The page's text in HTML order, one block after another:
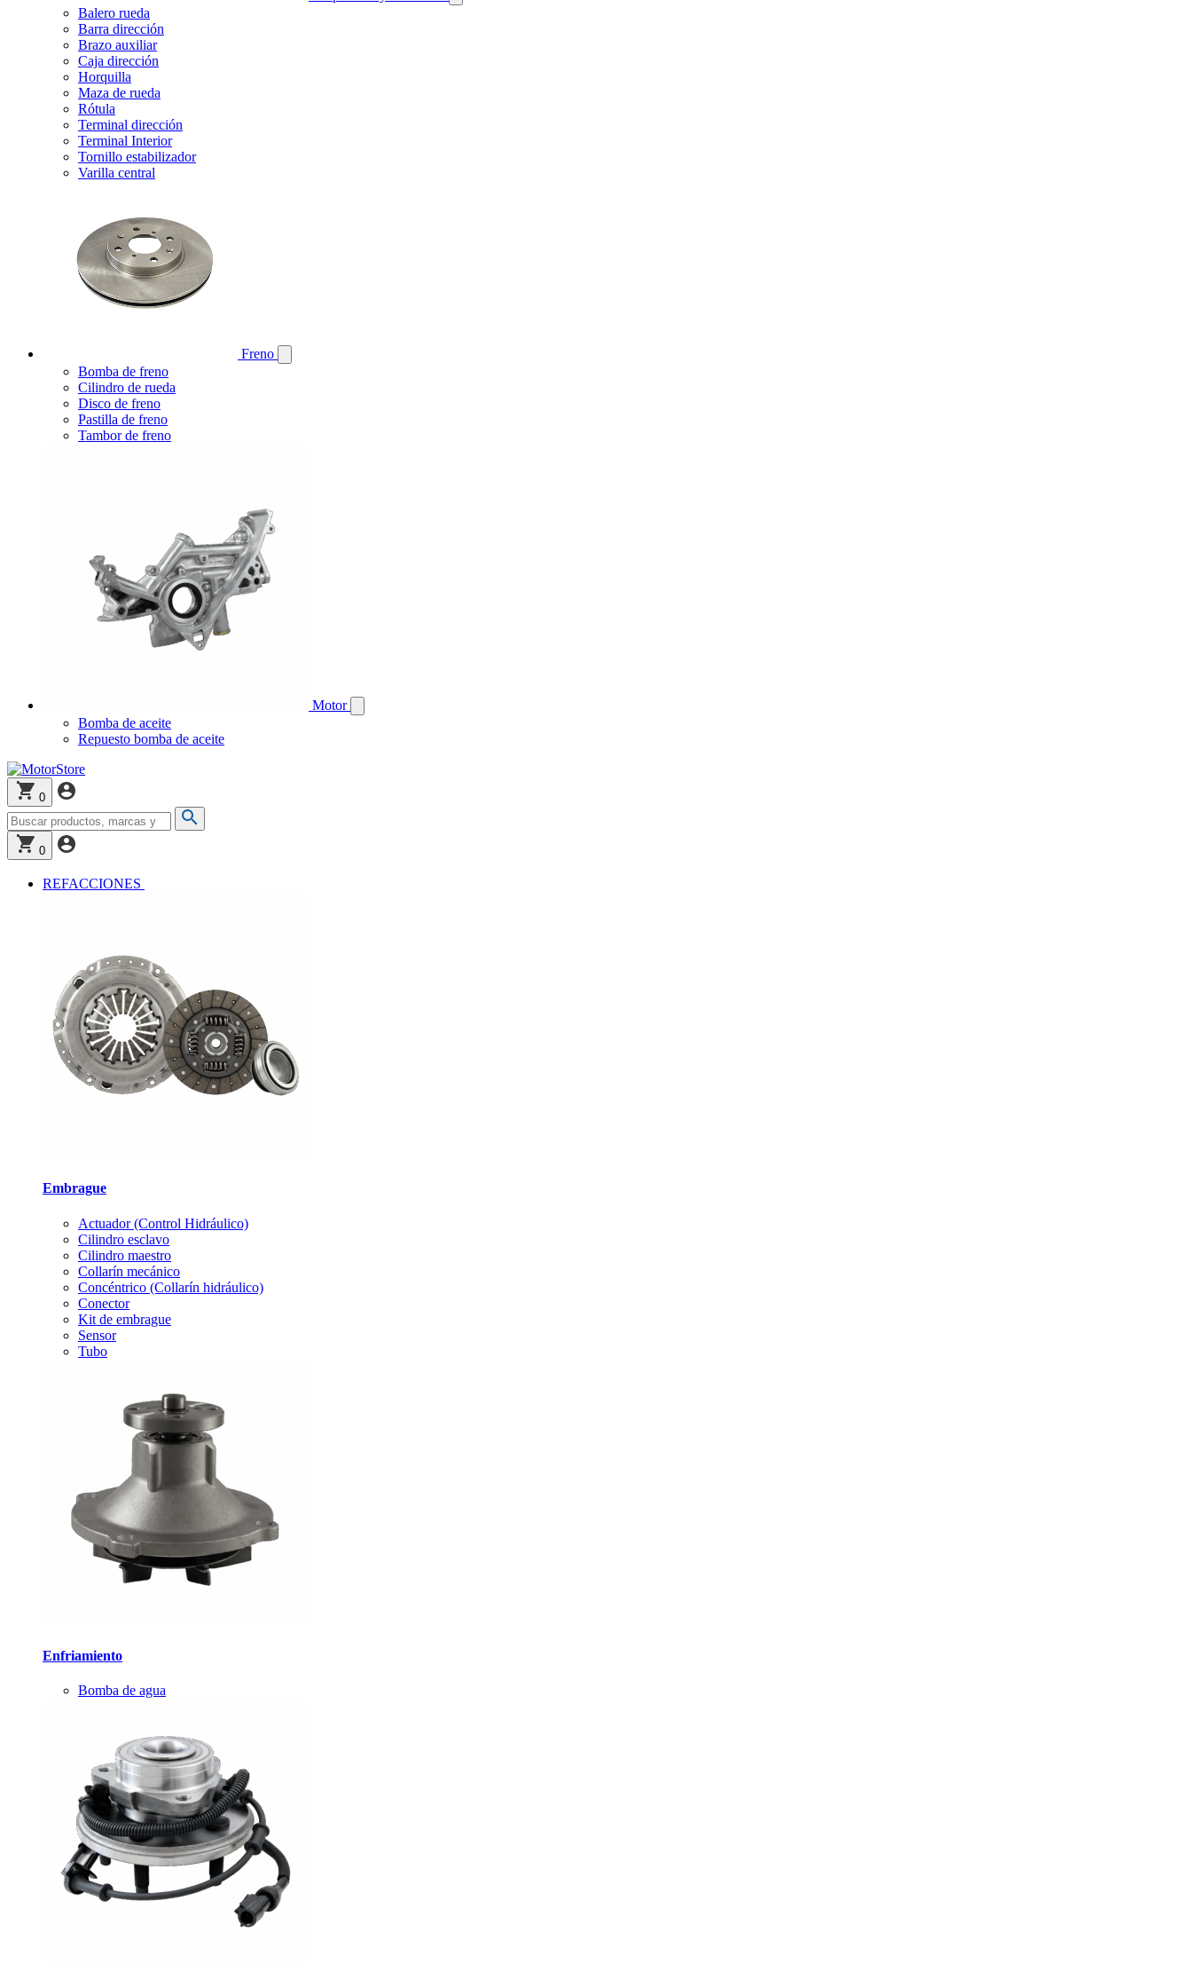
Balero rueda
Barra dirección
Brazo auxiliar
Caja dirección
Horquilla
Maza de rueda
Rótula
Terminal dirección
Terminal Interior
Tornillo estabilizador
Varilla central
Freno
Bomba de freno
Cilindro de rueda
Disco de freno
Pastilla de freno
Tambor de freno
Motor
Bomba de aceite
Repuesto bomba de aceite
0
0
REFACCIONES
Embrague
Actuador (Control Hidráulico)
Cilindro esclavo
Cilindro maestro
Collarín mecánico
Concéntrico (Collarín hidráulico)
Conector
Kit de embrague
Sensor
Tubo
Enfriamiento
Bomba de agua